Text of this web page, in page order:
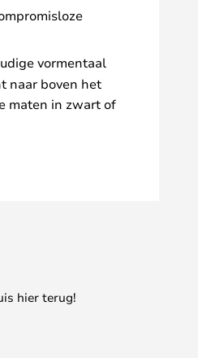
vormentaal
naar boven het
maten in zwart of
hier terug!